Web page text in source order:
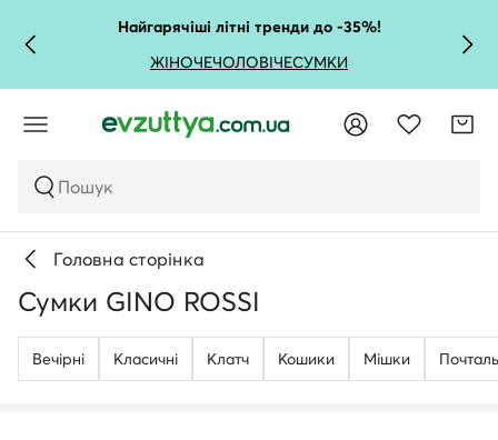
Найгарячіші літні тренди до -35%!
ЖІНОЧЕЧОЛОВІЧЕСУМКИ
Пошук
Головна сторінка
Сумки GINO ROSSI
Вечірні Класичні Клатч Кошики Мішки